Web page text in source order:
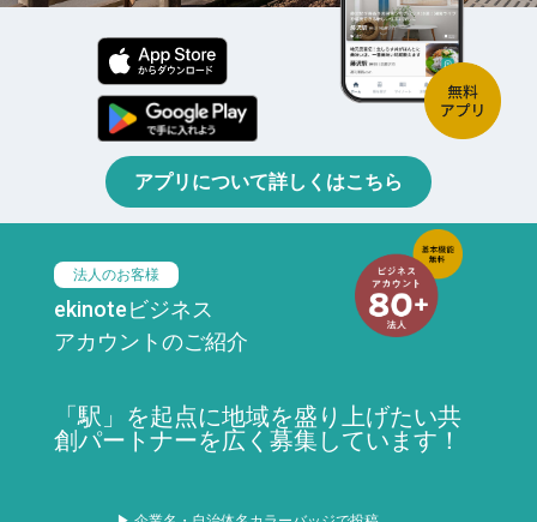
アプリについて詳しくはこちら
法人のお客様
ekinoteビジネス
アカウントのご紹介
「駅」を起点に地域を盛り上げたい共
創パートナーを広く募集しています！